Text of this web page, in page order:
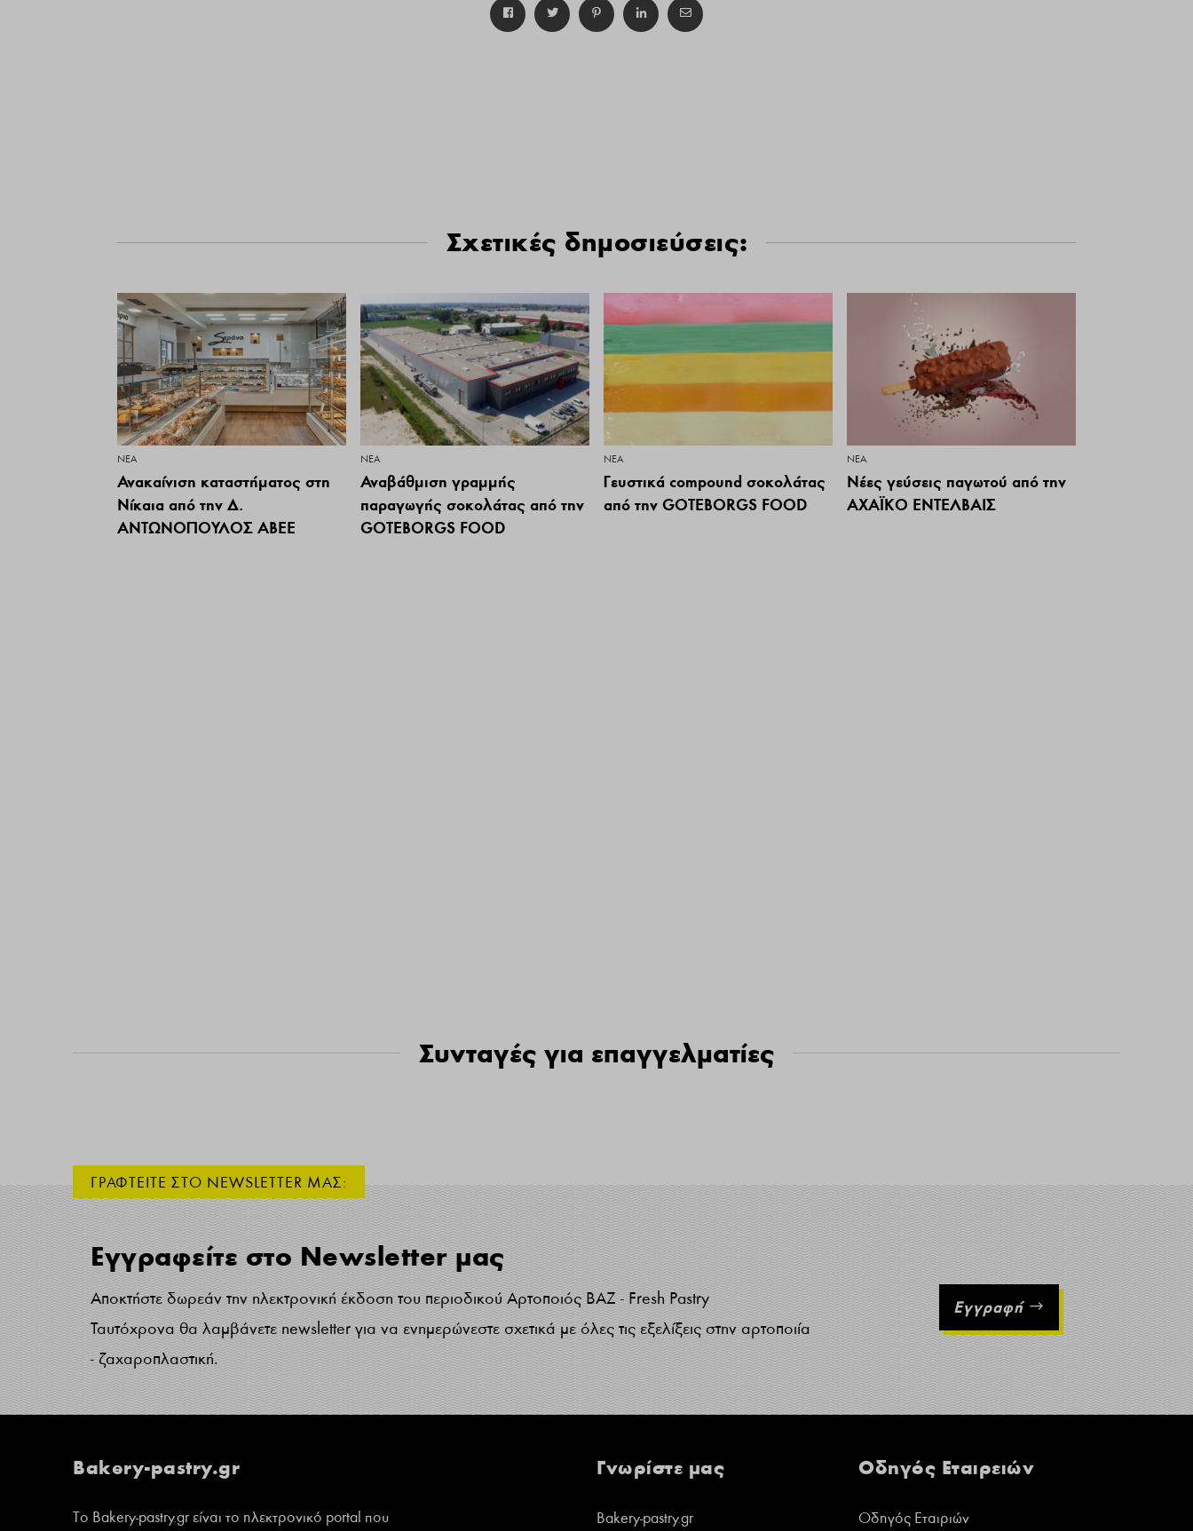
Σχετικές δημοσιεύσεις:
ΝΕΑ
Ανακαίνιση καταστήματος στη
Νίκαια από την Δ.
ΑΝΤΩΝΟΠΟΥΛΟΣ ΑΒΕΕ
ΝΕΑ
Αναβάθμιση γραμμής
παραγωγής σοκολάτας από την
GOTEBORGS FOOD
ΝΕΑ
Γευστικά compound σοκολάτας
από την GOTEBORGS FOOD
ΝΕΑ
Νέες γεύσεις παγωτού από την
ΑΧΑΪΚΟ ΕΝΤΕΛΒΑΙΣ
Συνταγές για επαγγελματίες
ΓΡΑΦΤΕΙΤΕ ΣΤΟ NEWSLETTER ΜΑΣ:
Εγγραφείτε στο Newsletter μας
Αποκτήστε δωρεάν την ηλεκτρονική έκδοση του περιοδικού Αρτοποιός ΒΑΖ - Fresh Pastry
Ταυτόχρονα θα λαμβάνετε newsletter για να ενημερώνεστε σχετικά με όλες τις εξελίξεις στην αρτοποιία
- ζαχαροπλαστική.
Εγγραφή
Bakery-pastry.gr
Το Bakery-pastry.gr είναι το ηλεκτρονικό portal που
Γνωρίστε μας
Bakery-pastry.gr
Οδηγός Εταιρειών
Οδηγός Εταιριών